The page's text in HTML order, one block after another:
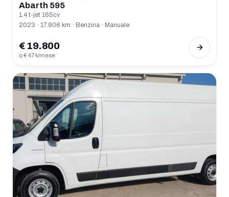
Abarth 595
1.4 t-jet 165cv
2023 · 17.906 km · Benzina · Manuale
€ 19.800
o € 474/mese